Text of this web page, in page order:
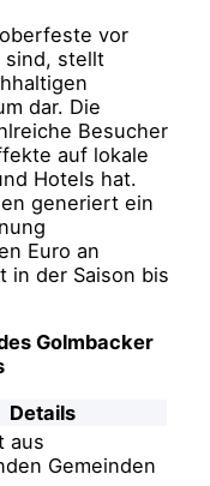
vor
sind, stellt
dar. Die
Besucher
auf lokale
Hotels hat.
generiert ein
Euro an
in der Saison bis
Golmbacker
Details
aus
Gemeinden